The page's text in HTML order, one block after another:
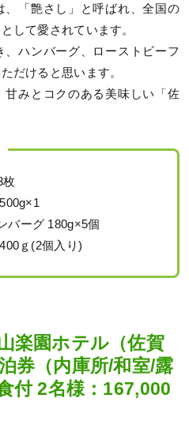
、「艶さし」と呼ばれ、全国の
して愛されています。
ハンバーグ、ローストビーフ
だけると思います。
みとコクのある美味しい「佐
枚
バーグ 180g×5個
ｇ(2個入り)
楽園ホテル（佐賀
券（内庫所/和室/露
付 2名様：167,000